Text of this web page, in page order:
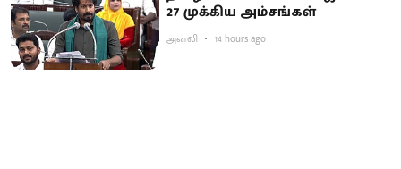
27 முக்கிய அம்சங்கள்
அனலி 14 hours ago